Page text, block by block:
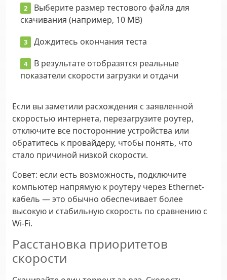
Выберите размер тестового файла для
скачивания (например, 10 MB)
Дождитесь окончания теста
В результате отобразятся реальные
показатели скорости загрузки и отдачи
Если вы заметили расхождения с заявленной
скоростью интернета, перезагрузите роутер,
отключите все посторонние устройства или
обратитесь к провайдеру, чтобы понять, что
стало причиной низкой скорости.
Совет: если есть возможность, подключите
компьютер напрямую к роутеру через Ethernet-
кабель — это обычно обеспечивает более
высокую и стабильную скорость по сравнению с
Wi-Fi.
Расстановка приоритетов
скорости